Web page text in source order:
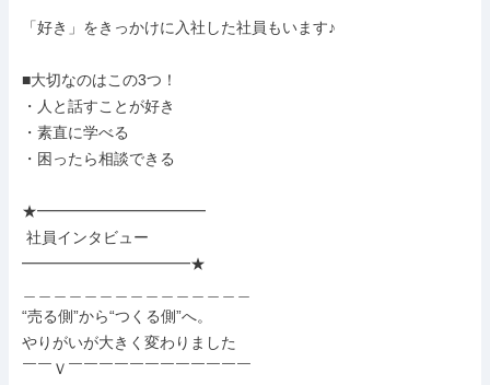
「好き」をきっかけに入社した社員もいます♪
■大切なのはこの3つ！
・人と話すことが好き
・素直に学べる
・困ったら相談できる
★━━━━━━━━━━━
━━━━━━━━━━━★
“売る側”から“つくる側”へ。
やりがいが大きく変わりました
￣￣Ｖ￣￣￣￣￣￣￣￣￣￣￣￣